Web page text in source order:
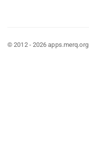
© 2012 - 2026 apps.merq.org